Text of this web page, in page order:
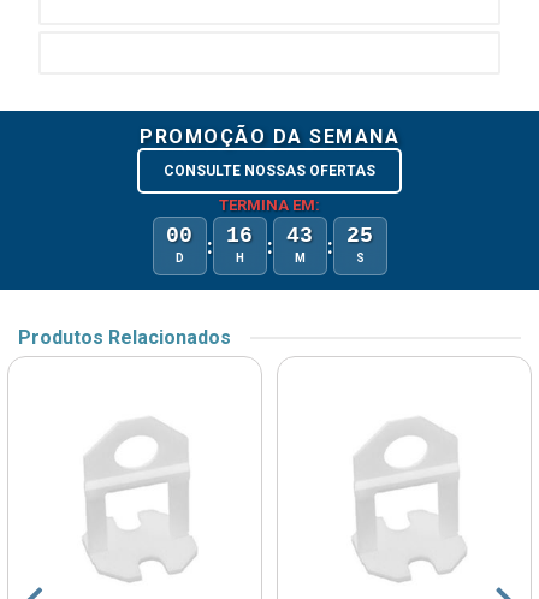
PROMOÇÃO DA SEMANA
CONSULTE NOSSAS OFERTAS
TERMINA EM:
00
D : 16
H : 43
M : 25
S
Produtos Relacionados